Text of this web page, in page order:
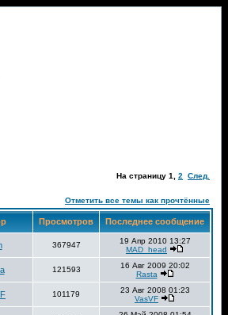
На страницу 1 2 След.
Отметить все темы как прочтённые
Просмотров Последнее сообщение
367947
19 Апр 2010 13:27
MAD_head
121593
16 Авг 2009 20:02
Rasta
101179
23 Авг 2008 01:23
VasVF